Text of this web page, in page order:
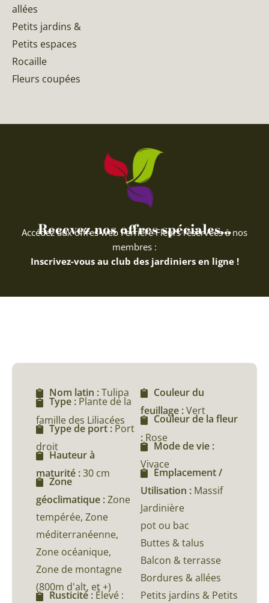
allées
Petits jardins &
Petits espaces
Rocaille
Fleurs coupées
Recevez nos offres spéciales...
Accédez aux offres web Ferriere Fleurs réservées à nos
membres :
Inscrivez-vous au club des jardiniers en ligne !
Nom latin :Tulipa
Type : Plante de la
famille des Liliacées
Type de port : Port
droit
Hauteur à
maturité :30 cm
Zone
géoclimatique :Zone
tempérée, Zone
méditerranéenne,
Zone océanique,
Zone de montagne
(800m d'alt, et +)
Rusticité : Élevé :
Couleur du
feuillage :Vert
Couleur de la fleur
: Rose
Mode de vie :
Vivace
Emplacement /
Utilisation : Massif
Jardinière
pot ou bac
Buttes & talus
Balcon & terrasse
Bordures & allées
Petits jardins & Petits